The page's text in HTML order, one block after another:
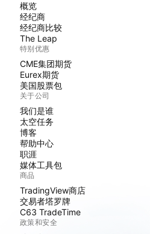
概览
经纪商
经纪商比较
The Leap
特别优惠
CME集团期货
Eurex期货
美国股票包
关于公司
我们是谁
太空任务
博客
帮助中心
职涯
媒体工具包
商品
TradingView商店
交易者塔罗牌
C63 TradeTime
政策和安全